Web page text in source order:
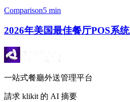
Comparison5 min
2026年美国最佳餐厅POS系
一站式餐廳外送管理平台
請求 klikit 的 AI 摘要